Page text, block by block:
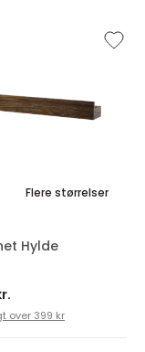
Flere størrelser
Hylde
over 399 kr